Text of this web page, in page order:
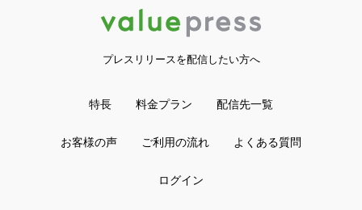
プレスリリースを配信したい方へ
特長 料金プラン 配信先一覧
お客様の声 ご利用の流れ よくある質問
ログイン